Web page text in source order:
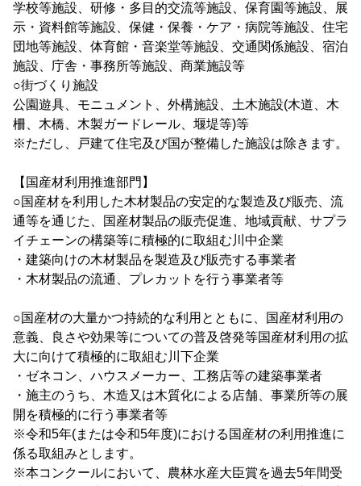
学校等施設、研修・多目的交流等施設、保育園等施設、展
示・資料館等施設、保健・保養・ケア・病院等施設、住宅
団地等施設、体育館・音楽堂等施設、交通関係施設、宿泊
施設、庁舎・事務所等施設、商業施設等
○街づくり施設
公園遊具、モニュメント、外構施設、土木施設(木道、木
柵、木橋、木製ガードレール、堰堤等)等
※ただし、戸建て住宅及び国が整備した施設は除きます。
【国産材利用推進部門】
○国産材を利用した木材製品の安定的な製造及び販売、流
通等を通じた、国産材製品の販売促進、地域貢献、サプラ
イチェーンの構築等に積極的に取組む川中企業
・建築向けの木材製品を製造及び販売する事業者
・木材製品の流通、プレカットを行う事業者等
○国産材の大量かつ持続的な利用とともに、国産材利用の
意義、良さや効果等についての普及啓発等国産材利用の拡
大に向けて積極的に取組む川下企業
・ゼネコン、ハウスメーカー、工務店等の建築事業者
・施主のうち、木造又は木質化による店舗、事業所等の展
開を積極的に行う事業者等
※令和5年(または令和5年度)における国産材の利用推進に
係る取組みとします。
※本コンクールにおいて、農林水産大臣賞を過去5年間受